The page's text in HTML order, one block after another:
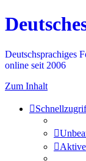
Deutschsprachiges
online seit 2006
Zum Inhalt